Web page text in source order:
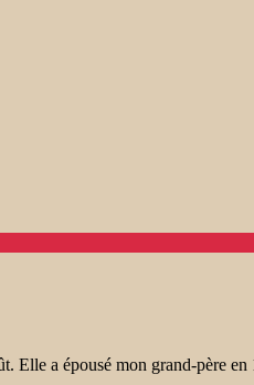
a épousé mon grand-père